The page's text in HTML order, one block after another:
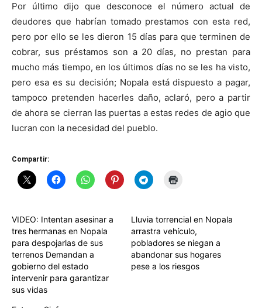
Por último dijo que desconoce el número actual de
deudores que habrían tomado prestamos con esta red,
pero por ello se les dieron 15 días para que terminen de
cobrar, sus préstamos son a 20 días, no prestan para
mucho más tiempo, en los últimos días no se les ha visto,
pero esa es su decisión; Nopala está dispuesto a pagar,
tampoco pretenden hacerles daño, aclaró, pero a partir
de ahora se cierran las puertas a estas redes de agio que
lucran con la necesidad del pueblo.
Compartir:
VIDEO: Intentan asesinar a
tres hermanas en Nopala
para despojarlas de sus
terrenos Demandan a
gobierno del estado
intervenir para garantizar
sus vidas
Lluvia torrencial en Nopala
arrastra vehículo,
pobladores se niegan a
abandonar sus hogares
pese a los riesgos